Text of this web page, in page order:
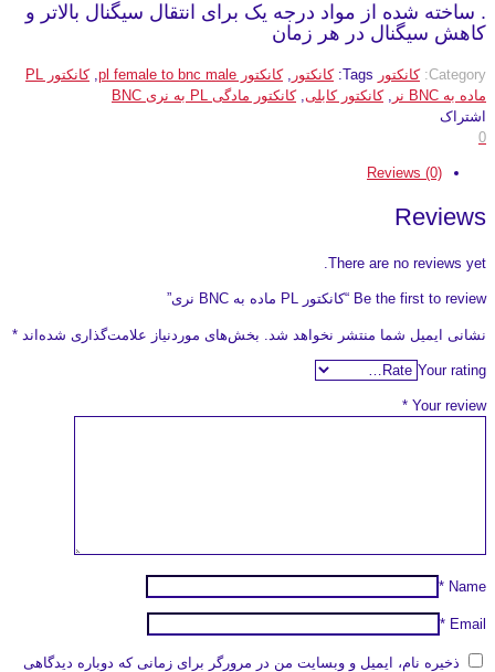
. ساخته شده از مواد درجه یک برای انتقال سیگنال بالاتر و
کاهش سیگنال در هر زمان
Category: کانکتور Tags: کانکتور ,کانکتور pl female to bnc male ,
کانکتور PL
ماده به BNC نر
,کانکتور کابلی,کانکتور مادگی PL به نری BNC
اشتراک
0
Reviews (0)
Reviews
There are no reviews yet.
Be the first to review “کانکتور PL ماده به BNC نری”
نشانی ایمیل شما منتشر نخواهد شد. بخش‌های موردنیاز علامت‌گذاری شده‌اند *
Your rating
Your review
*
Name
*
Email
*
ذخیره نام، ایمیل و وبسایت من در مرورگر برای زمانی که دوباره دیدگاهی